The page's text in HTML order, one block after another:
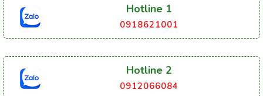
Hotline 1
0918621001
Hotline 2
0912066084